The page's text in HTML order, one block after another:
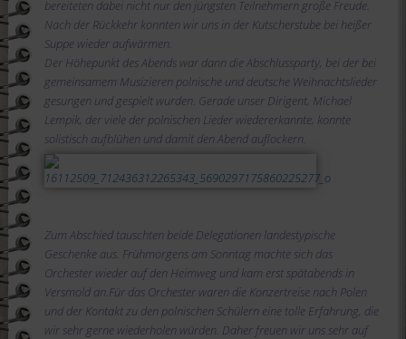
bereiteten dabei nicht nur den jüngsten Teilnehmern große Freude.
Nach der Rückkehr konnten wir uns in der Kutscherstube bei heißer
Suppe wieder aufwärmen.
Der Höhepunkt des Abends war dann die Abschlussparty, bei der bei
gemeinsamem Musizieren polnische und deutsche Weihnachtslieder
gesungen und gespielt wurden. Gerade unser Dirigent, Michael
Lempik, der viele der polnischen Lieder wiedererkannte, konnte
solistisch aufblühen und damit den Abend auflockern.
Zum Abschied tauschten beide Delegationen landestypische
Geschenke aus. Frühmorgens am Sonntag machte sich das
Orchester wieder auf den Heimweg und kam erst spätabends in
Versmold an. Für das Orchester waren die Konzertreise nach Polen
und der Kontakt zu den polnischen Schülern eine tolle Erfahrung, die
wir sehr gerne wiederholen würden. Daher freuen wir uns sehr auf